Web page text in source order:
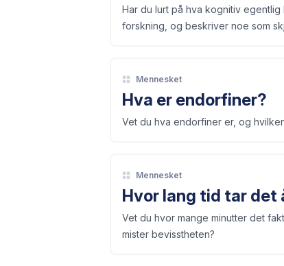
Har du lurt på hva kognitiv
forskning, og beskriver noe som
Mennesket
Hva er endorfiner?
Vet du hva endorfiner er, og
Mennesket
Hvor lang tid tar det
Vet du hvor mange minutter det
mister bevisstheten?